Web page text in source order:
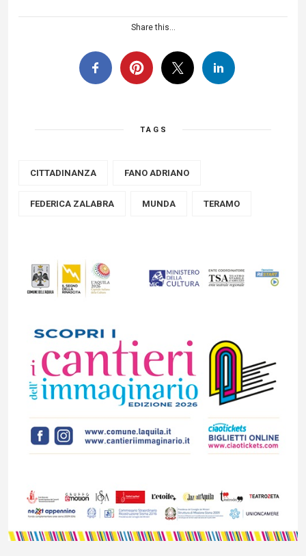
Share this...
TAGS
CITTADINANZA FANO ADRIANO
FEDERICA ZALABRA MUNDA TERAMO